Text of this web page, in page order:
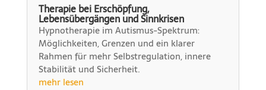
Therapie bei Erschöpfung,
Lebensübergängen und Sinnkrisen
Hypnotherapie im Autismus-Spektrum:
Möglichkeiten, Grenzen und ein klarer
Rahmen für mehr Selbstregulation, innere
Stabilität und Sicherheit.
mehr lesen